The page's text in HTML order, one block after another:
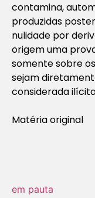
contamina,
produzidas
nulidade por
origem uma
somente sobre
sejam
considerada
Matéria original
em pauta